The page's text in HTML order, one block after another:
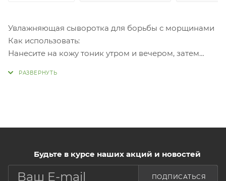
Увлажняющая сыворотка для борьбы с морщинами
Как использовать:
Нанесите на кожу тоник утром и вечером, затем
Будьте в курсе наших акций и новостей
ПОДПИСАТЬСЯ